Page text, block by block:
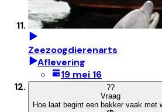
Zeezoogdierenarts
Aflevering
19 mei 16
??
Vraag
Hoe laat begint een bakker vaak met